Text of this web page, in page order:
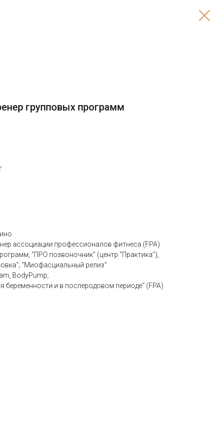
групповых программ
ассоциации профессионалов фитнеса (FPA)
"ПРО позвоночник" (центр "Практика"),
"Миофасциальный релиз"
BodyPump;
беременности и в послеродовом периоде" (FPA)